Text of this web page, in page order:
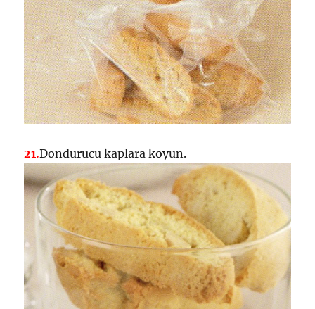
21.Dondurucu kaplara koyun.